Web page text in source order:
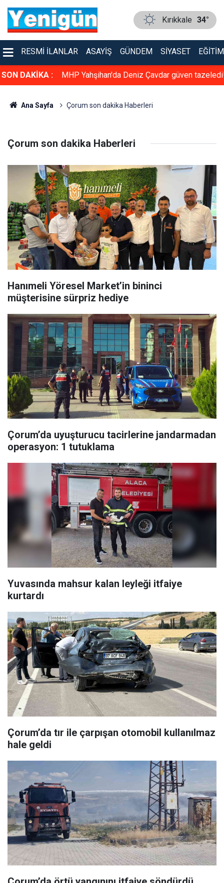
Kırıkkale 34°
RESMI İLANLAR ASAYIŞ GÜNDEM SIYASET EĞITIM
SON DAKİKA :
tazeledi! Konser gibi sünnet düğünü: Kırıkkale bu
Ana Sayfa Çorum son dakika Haberleri
Çorum son dakika Haberleri
Hanımeli Yöresel Market’in bininci
müşterisine sürpriz hediye
Çorum’da uyuşturucu tacirlerine jandarmadan
operasyon: 1 tutuklama
Yuvasında mahsur kalan leyleği itfaiye
kurtardı
Çorum’da tır ile çarpışan otomobil kullanılmaz
hale geldi